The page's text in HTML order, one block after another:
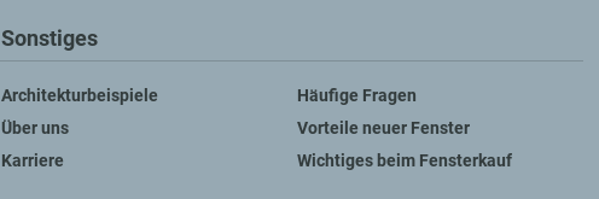
Sonstiges
Architekturbeispiele
Über uns
Karriere
Häufige Fragen
Vorteile neuer Fenster
Wichtiges beim Fensterkauf